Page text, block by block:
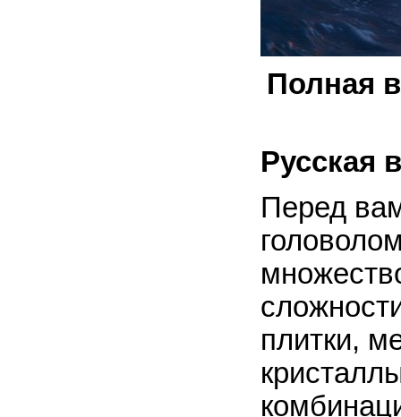
Полная
Русская
Перед
плитки,